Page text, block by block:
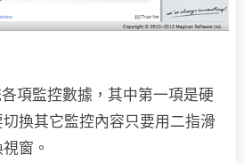
各項監控數據，其中第一項是硬
換其它監控內容只要用二指滑
窗。